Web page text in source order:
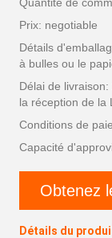
Prix: negotiable
Détails
à bulles ou le
Délai de
la réception de la
Conditions de
Capacité
Obtenez
Détails du